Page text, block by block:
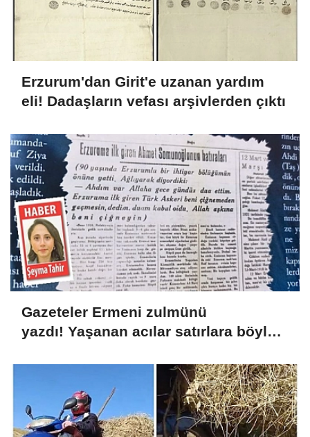
Erzurum'dan Girit'e uzanan yardım
eli! Dadaşların vefası arşivlerden çıktı
Gazeteler Ermeni zulmünü
yazdı! Yaşanan acılar satırlara böyle